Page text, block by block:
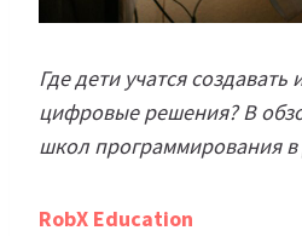
Где дети учатся
цифровые решения? В
школ программирования
RobX Education